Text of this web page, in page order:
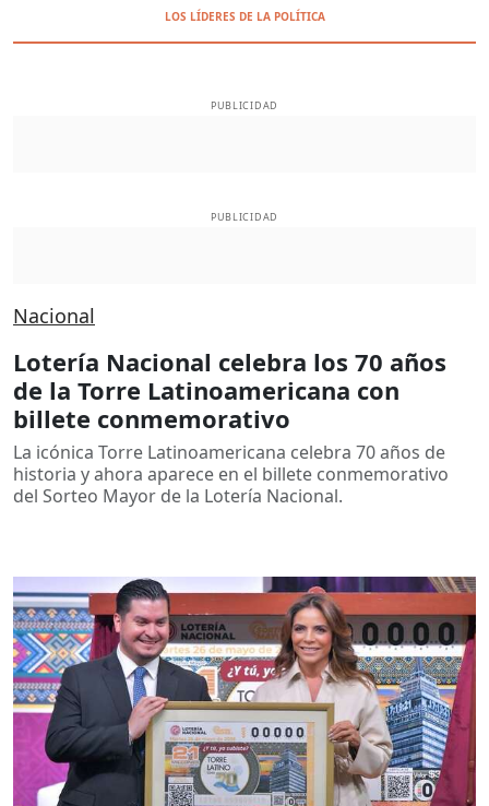
LOS LÍDERES DE LA POLÍTICA
PUBLICIDAD
PUBLICIDAD
Nacional
Lotería Nacional celebra los 70 años
de la Torre Latinoamericana con
billete conmemorativo
La icónica Torre Latinoamericana celebra 70 años de
historia y ahora aparece en el billete conmemorativo
del Sorteo Mayor de la Lotería Nacional.